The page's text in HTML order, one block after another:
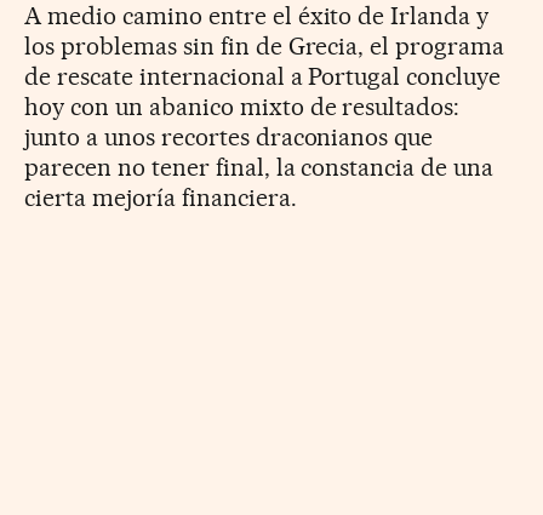
A medio camino entre el éxito de Irlanda y
los problemas sin fin de Grecia, el programa
de rescate internacional a Portugal concluye
hoy con un abanico mixto de resultados:
junto a unos recortes draconianos que
parecen no tener final, la constancia de una
cierta mejoría financiera.